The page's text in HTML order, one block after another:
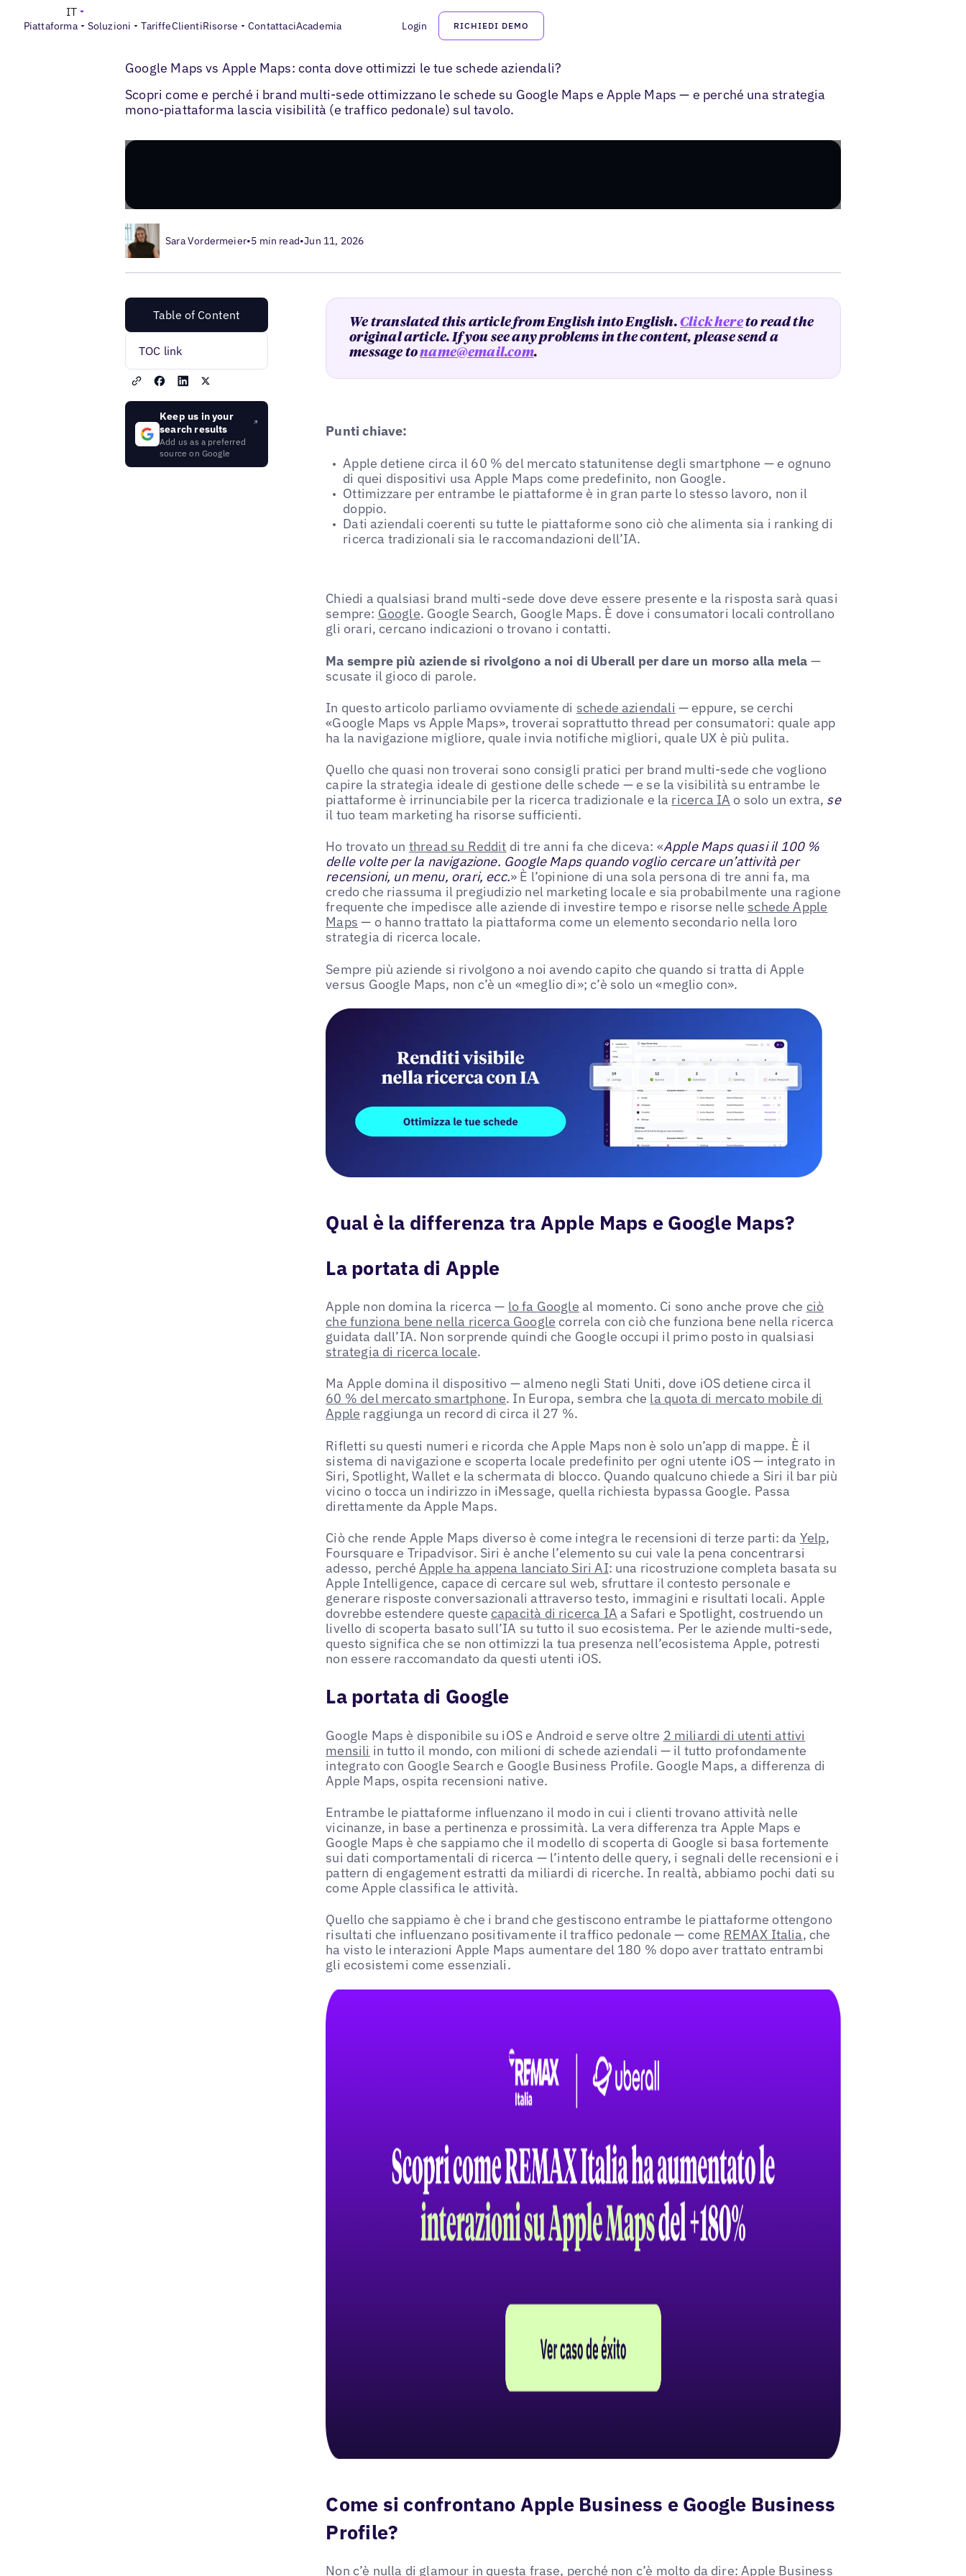
Piattaforma Soluzioni TariffeClientiRisorse ContattaciAcademia Login RICHIEDI DEMO
IT
Blogs> Ottimizzazione delle schede locali> Apple Maps vs Google Maps schede
Google Maps vs Apple Maps: conta dove ottimizzi le tue schede aziendali?
Scopri come e perché i brand multi-sede ottimizzano le schede su Google Maps e Apple Maps — e perché una strategia
mono-piattaforma lascia visibilità (e traffico pedonale) sul tavolo.
Sara Vordermeier•5 min read•Jun 11, 2026
Table of Content
TOC link
Keep us in your
search results
Add us as a preferred
source on Google
We translated this article from English into English. Click hereto read the
original article. If you see any problems in the content, please send a
message toname@email.com.
Punti chiave:
Apple detiene circa il 60 % del mercato statunitense degli smartphone — e ognuno
di quei dispositivi usa Apple Maps come predefinito, non Google.
Ottimizzare per entrambe le piattaforme è in gran parte lo stesso lavoro, non il
doppio.
Dati aziendali coerenti su tutte le piattaforme sono ciò che alimenta sia i ranking di
ricerca tradizionali sia le raccomandazioni dell’IA.
Chiedi a qualsiasi brand multi-sede dove deve essere presente e la risposta sarà quasi
sempre: Google. Google Search, Google Maps. È dove i consumatori locali controllano
gli orari, cercano indicazioni o trovano i contatti.
Ma sempre più aziende si rivolgono a noi di Uberall per dare un morso alla mela —
scusate il gioco di parole.
In questo articolo parliamo ovviamente di schede aziendali — eppure, se cerchi
«Google Maps vs Apple Maps», troverai soprattutto thread per consumatori: quale app
ha la navigazione migliore, quale invia notifiche migliori, quale UX è più pulita.
Quello che quasi non troverai sono consigli pratici per brand multi-sede che vogliono
capire la strategia ideale di gestione delle schede — e se la visibilità su entrambe le
piattaforme è irrinunciabile per la ricerca tradizionale e la ricerca IA o solo un extra, se
il tuo team marketing ha risorse sufficienti.
Ho trovato un thread su Reddit di tre anni fa che diceva: «Apple Maps quasi il 100 %
delle volte per la navigazione. Google Maps quando voglio cercare un’attività per
recensioni, un menu, orari, ecc.» È l’opinione di una sola persona di tre anni fa, ma
credo che riassuma il pregiudizio nel marketing locale e sia probabilmente una ragione
frequente che impedisce alle aziende di investire tempo e risorse nelle schede Apple
Maps — o hanno trattato la piattaforma come un elemento secondario nella loro
strategia di ricerca locale.
Sempre più aziende si rivolgono a noi avendo capito che quando si tratta di Apple
versus Google Maps, non c’è un «meglio di»; c’è solo un «meglio con».
Qual è la differenza tra Apple Maps e Google Maps?
La portata di Apple
Apple non domina la ricerca — lo fa Google al momento. Ci sono anche prove che ciò
che funziona bene nella ricerca Google correla con ciò che funziona bene nella ricerca
guidata dall’IA. Non sorprende quindi che Google occupi il primo posto in qualsiasi
strategia di ricerca locale.
Ma Apple domina il dispositivo — almeno negli Stati Uniti, dove iOS detiene circa il
60 % del mercato smartphone. In Europa, sembra che la quota di mercato mobile di
Apple raggiunga un record di circa il 27 %.
Rifletti su questi numeri e ricorda che Apple Maps non è solo un’app di mappe. È il
sistema di navigazione e scoperta locale predefinito per ogni utente iOS — integrato in
Siri, Spotlight, Wallet e la schermata di blocco. Quando qualcuno chiede a Siri il bar più
vicino o tocca un indirizzo in iMessage, quella richiesta bypassa Google. Passa
direttamente da Apple Maps.
Ciò che rende Apple Maps diverso è come integra le recensioni di terze parti: da Yelp,
Foursquare e Tripadvisor. Siri è anche l’elemento su cui vale la pena concentrarsi
adesso, perché Apple ha appena lanciato Siri AI: una ricostruzione completa basata su
Apple Intelligence, capace di cercare sul web, sfruttare il contesto personale e
generare risposte conversazionali attraverso testo, immagini e risultati locali. Apple
dovrebbe estendere queste capacità di ricerca IA a Safari e Spotlight, costruendo un
livello di scoperta basato sull’IA su tutto il suo ecosistema. Per le aziende multi-sede,
questo significa che se non ottimizzi la tua presenza nell’ecosistema Apple, potresti
non essere raccomandato da questi utenti iOS.
La portata di Google
Google Maps è disponibile su iOS e Android e serve oltre 2 miliardi di utenti attivi
mensili in tutto il mondo, con milioni di schede aziendali — il tutto profondamente
integrato con Google Search e Google Business Profile. Google Maps, a differenza di
Apple Maps, ospita recensioni native.
Entrambe le piattaforme influenzano il modo in cui i clienti trovano attività nelle
vicinanze, in base a pertinenza e prossimità. La vera differenza tra Apple Maps e
Google Maps è che sappiamo che il modello di scoperta di Google si basa fortemente
sui dati comportamentali di ricerca — l’intento delle query, i segnali delle recensioni e i
pattern di engagement estratti da miliardi di ricerche. In realtà, abbiamo pochi dati su
come Apple classifica le attività.
Quello che sappiamo è che i brand che gestiscono entrambe le piattaforme ottengono
risultati che influenzano positivamente il traffico pedonale — come REMAX Italia, che
ha visto le interazioni Apple Maps aumentare del 180 % dopo aver trattato entrambi
gli ecosistemi come essenziali.
Come si confrontano Apple Business e Google Business
Profile?
Non c’è nulla di glamour in questa frase, perché non c’è molto da dire:Apple Business